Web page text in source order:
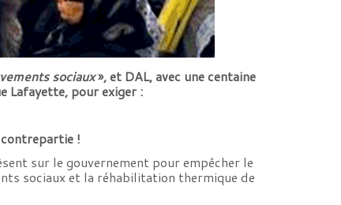
sociaux», et DAL, avec une centaine
Lafayette, pour exiger :
!
sur le gouvernement pour empêcher le
sociaux et la réhabilitation thermique de